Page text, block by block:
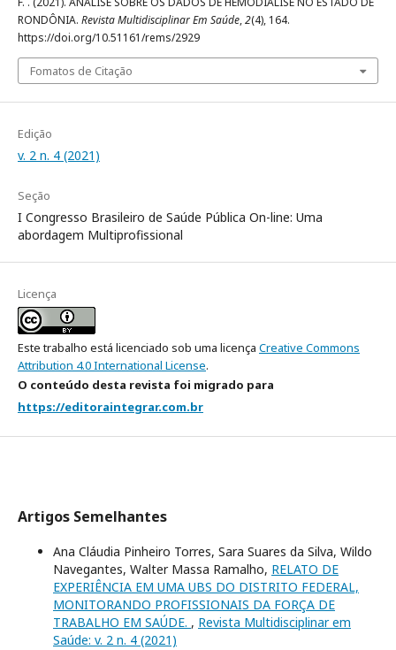
RONDÔNIA. Revista Multidisciplinar Em Saúde,2(4), 164.
https://doi.org/10.51161/rems/2929
Fomatos de Citação
Edição
v. 2 n. 4 (2021)
Seção
I Congresso Brasileiro de Saúde Pública On-line: Uma
abordagem Multiprofissional
Licença
Este trabalho está licenciado sob uma licença Creative Commons
Attribution 4.0 International License.
O conteúdo desta revista foi migrado para
https://editoraintegrar.com.br
Artigos Semelhantes
Ana Cláudia Pinheiro Torres, Sara Suares da Silva, Wildo
Navegantes, Walter Massa Ramalho, RELATO DE
EXPERIÊNCIA EM UMA UBS DO DISTRITO FEDERAL,
MONITORANDO PROFISSIONAIS DA FORÇA DE
TRABALHO EM SAÚDE. , Revista Multidisciplinar em
Saúde: v. 2 n. 4 (2021)